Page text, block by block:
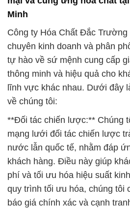
Minh
Công ty Hóa Chất Đắc
chuyên kinh doanh và phân
tự hào về sứ mệnh cung cấp
thông minh và hiệu quả cho
lĩnh vực khác nhau. Dưới đây
về chúng tôi:
**Đối tác chiến lược:** Chúng
mạng lưới đối tác chiến lược
nước lẫn quốc tế, nhằm đáp
khách hàng. Điều này giúp
phí và tối ưu hóa hiệu suất
quy trình tối ưu hóa, chúng tôi
báo giá chính xác và cạnh